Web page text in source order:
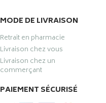
MODE DE LIVRAISON
Retrait en pharmacie
Livraison chez vous
Livraison chez un
commerçant
PAIEMENT SÉCURISÉ